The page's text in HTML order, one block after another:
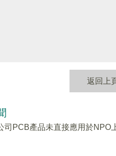
返回上
司PCB產品未直接應用於NPO